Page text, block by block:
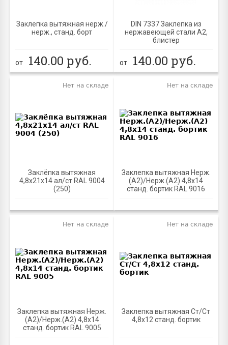
Заклепка вытяжная нерж./
нерж., станд. борт
от 140.00 руб.
DIN 7337 Заклепка из
нержавеющей стали A2,
блистер
от 140.00 руб.
Заклёпка вытяжная
4,8х21х14 ал/ст RAL 9004
(250)
Нет на складе
Заклепка вытяжная Нерж.
(А2)/Нерж.(А2) 4,8х14
станд. бортик RAL 9016
Нет на складе
Заклепка вытяжная Нерж.
(А2)/Нерж.(А2) 4,8х14
станд. бортик RAL 9005
Нет на складе
Заклепка вытяжная Ст/Ст
4,8х12 станд. бортик
Нет на складе